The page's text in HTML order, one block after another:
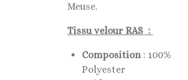
Meuse.
Tissu velour RAS :
Composition: 100%
Polyester